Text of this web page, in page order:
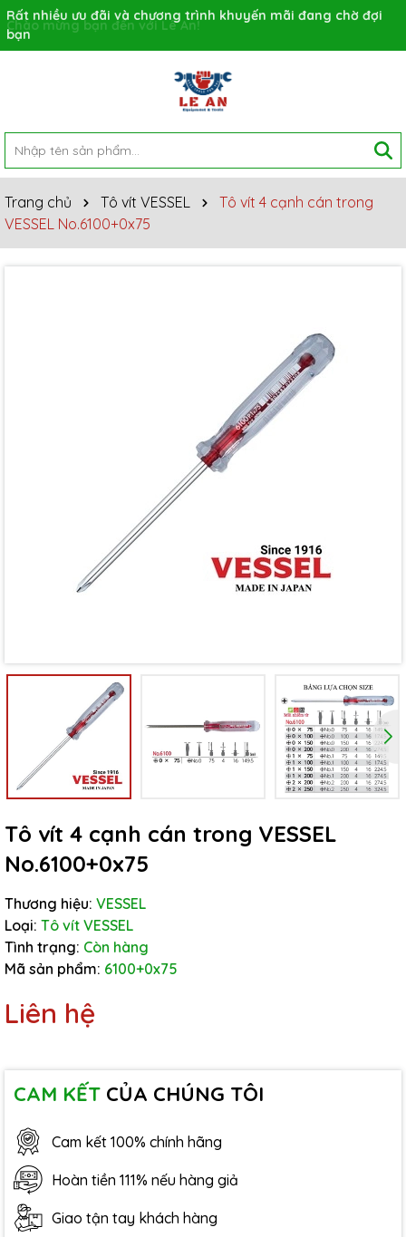
Rất nhiều ưu đãi và chương trình khuyến mãi đang chờ đợi
bạn
Trang chủ Tô vít VESSEL
Tô vít 4 cạnh cán trong
VESSEL No.6100+0x75
Tô vít 4 cạnh cán trong VESSEL
No.6100+0x75
Thương hiệu: VESSEL
Loại: Tô vít VESSEL
Tình trạng: Còn hàng
Mã sản phẩm: 6100+0x75
Liên hệ
CAM KẾT CỦA CHÚNG TÔI
Cam kết 100% chính hãng
Hoàn tiền 111% nếu hàng giả
Giao tận tay khách hàng
Ngày hết hạn: